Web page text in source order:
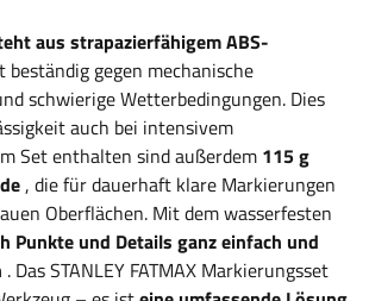
aus strapazierfähigem ABS-
beständig gegen mechanische
schwierige Wetterbedingungen. Dies
auch bei intensivem
Set enthalten sind außerdem 115 g
, die für dauerhaft klare Markierungen
Oberflächen. Mit dem wasserfesten
Punkte und Details ganz einfach und
. Das STANLEY FATMAX Markierungsset